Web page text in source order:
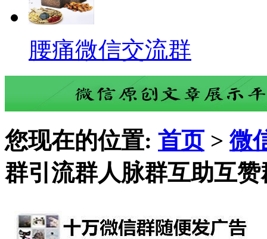
腰痛微信交流群
您现在的位置: 首页 >微
群引流群人脉群互助互